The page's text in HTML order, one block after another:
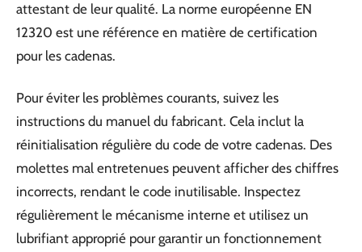
attestant de leur qualité. La norme européenne EN
12320 est une référence en matière de certification
pour les cadenas.
Pour éviter les problèmes courants, suivez les
instructions du manuel du fabricant. Cela inclut la
réinitialisation régulière du code de votre cadenas. Des
molettes mal entretenues peuvent afficher des chiffres
incorrects, rendant le code inutilisable. Inspectez
régulièrement le mécanisme interne et utilisez un
lubrifiant approprié pour garantir un fonctionnement